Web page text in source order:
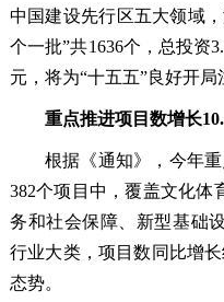
中国建设先行区五大领域
个一批”共1636个，总投资
元，将为“十五五”良好开局
重点推进项目数增长
根据《通知》，今年
382个项目中，覆盖文化体
务和社会保障、新型基础
行业大类，项目数同比增
态势。